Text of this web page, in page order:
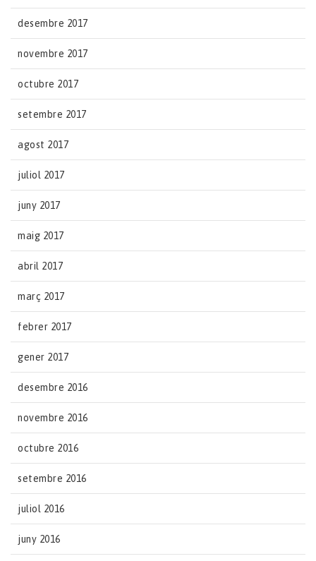
desembre 2017
novembre 2017
octubre 2017
setembre 2017
agost 2017
juliol 2017
juny 2017
maig 2017
abril 2017
març 2017
febrer 2017
gener 2017
desembre 2016
novembre 2016
octubre 2016
setembre 2016
juliol 2016
juny 2016